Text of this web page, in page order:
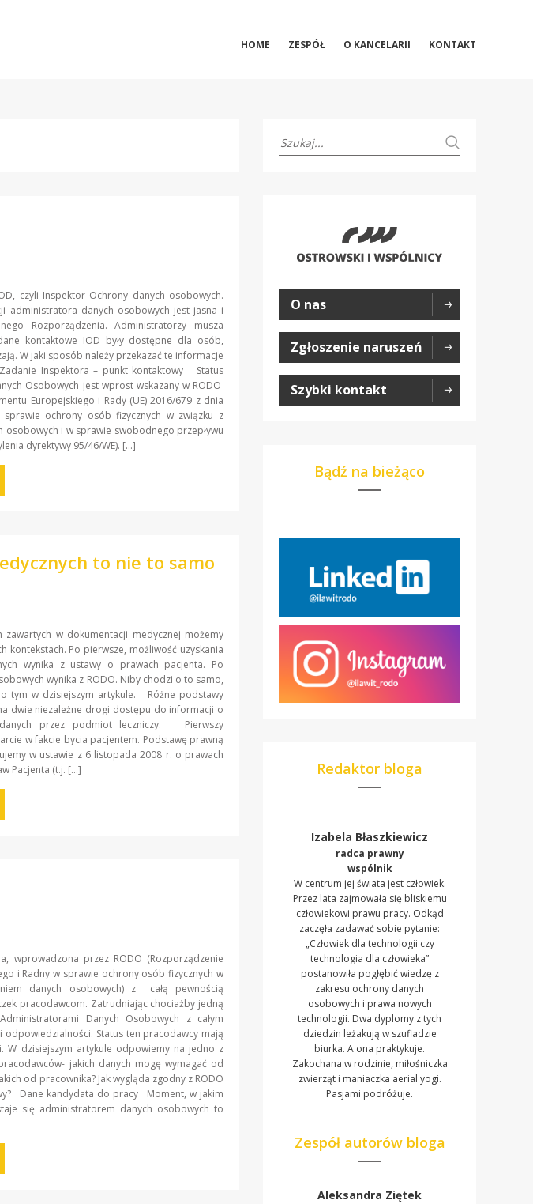
HOME ZESPÓŁ O KANCELARII KONTAKT
czyli Inspektor Ochrony danych osobowych.
administratora danych osobowych jest jasna i
Rozporządzenia. Administratorzy musza
kontaktowe IOD były dostępne dla osób,
W jaki sposób należy przekazać te informacje
Inspektora – punkt kontaktowy Status
Osobowych jest wprost wskazany w RODO
Europejskiego i Rady (UE) 2016/679 z dnia
ochrony osób fizycznych w związku z
osobowych i w sprawie swobodnego przepływu
dyrektywy 95/46/WE). […]
to nie to samo
w dokumentacji medycznej możemy
kontekstach. Po pierwsze, możliwość uzyskania
wynika z ustawy o prawach pacjenta. Po
wynika z RODO. Niby chodzi o to samo,
tym w dzisiejszym artykule. Różne podstawy
dwie niezależne drogi dostępu do informacji o
przez podmiot leczniczy. Pierwszy
w fakcie bycia pacjentem. Podstawę prawną
w ustawie z 6 listopada 2008 r. o prawach
Pacjenta (t.j. […]
wprowadzona przez RODO (Rozporządzenie
i Radny w sprawie ochrony osób fizycznych w
danych osobowych) z całą pewnością
pracodawcom. Zatrudniając chociażby jedną
Danych Osobowych z całym
odpowiedzialności. Status ten pracodawcy mają
W dzisiejszym artykule odpowiemy na jedno z
jakich danych mogę wymagać od
od pracownika? Jak wygląda zgodny z RODO
Dane kandydata do pracy Moment, w jakim
się administratorem danych osobowych to
O nas
Zgłoszenie naruszeń
Szybki kontakt
Bądź na bieżąco
Redaktor bloga
Izabela Błaszkiewicz
radca prawny
wspólnik
W centrum jej świata jest człowiek.
Przez lata zajmowała się bliskiemu
człowiekowi prawu pracy. Odkąd
zaczęła zadawać sobie pytanie:
„Człowiek dla technologii czy
technologia dla człowieka”
postanowiła pogłębić wiedzę z
zakresu ochrony danych
osobowych i prawa nowych
technologii. Dwa dyplomy z tych
dziedzin leżakują w szufladzie
biurka. A ona praktykuje.
Zakochana w rodzinie, miłośniczka
zwierząt i maniaczka aerial yogi.
Pasjami podróżuje.
Zespół autorów bloga
Aleksandra Ziętek